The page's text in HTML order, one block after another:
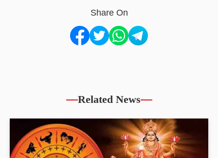
Share On
Related News